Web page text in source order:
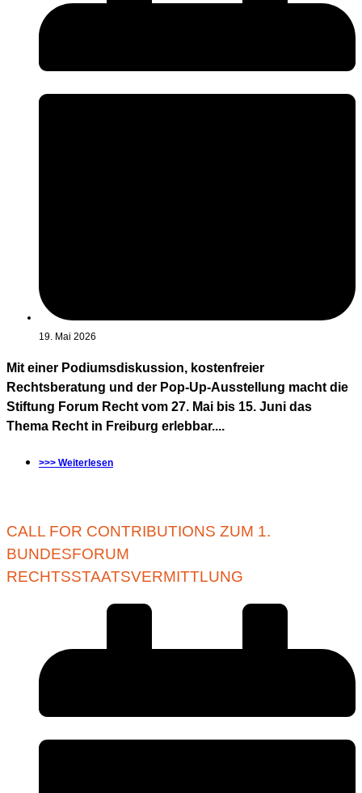
19. Mai 2026
Mit einer Podiumsdiskussion, kostenfreier
Rechtsberatung und der Pop-Up-Ausstellung macht die
Stiftung Forum Recht vom 27. Mai bis 15. Juni das
Thema Recht in Freiburg erlebbar....
>>> Weiterlesen
CALL FOR CONTRIBUTIONS ZUM 1.
BUNDESFORUM
RECHTSSTAATSVERMITTLUNG